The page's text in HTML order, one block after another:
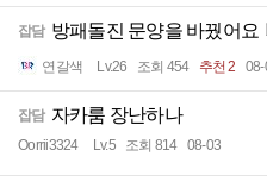
잡담 방패돌진 문양을 바꿨어요
연갈색 Lv.26 조회 454 추천 2 08-
잡담 자카룸 장난하나
Oorrii3324 Lv.5 조회 814 08-03